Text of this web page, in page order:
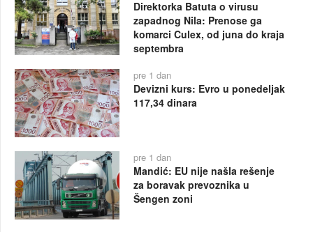
Direktorka Batuta o virusu
zapadnog Nila: Prenose ga
komarci Culex, od juna do kraja
septembra
pre 1 dan
Devizni kurs: Evro u ponedeljak
117,34 dinara
pre 1 dan
Mandić: EU nije našla rešenje
za boravak prevoznika u
Šengen zoni